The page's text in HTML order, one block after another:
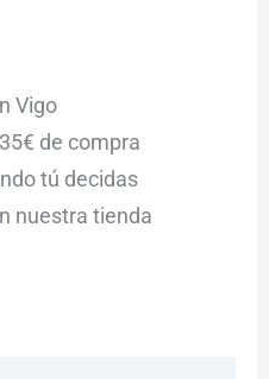
Vigo
de compra
tú decidas
nuestra tienda